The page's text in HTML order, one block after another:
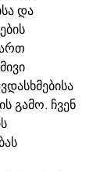
და
გამო. ჩვენ